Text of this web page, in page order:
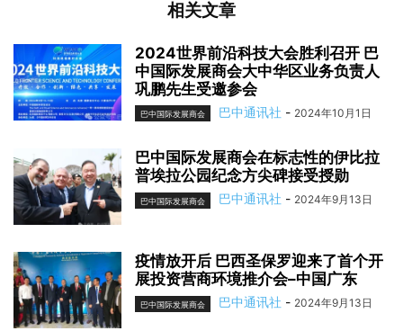
相关文章
2024世界前沿科技大会胜利召开 巴
中国际发展商会大中华区业务负责人
巩鹏先生受邀参会
巴中国际发展商会 巴中通讯社 - 2024年10月1日
巴中国际发展商会在标志性的伊比拉
普埃拉公园纪念方尖碑接受授勋
巴中国际发展商会 巴中通讯社 - 2024年9月13日
疫情放开后 巴西圣保罗迎来了首个开
展投资营商环境推介会–中国广东
巴中国际发展商会 巴中通讯社 - 2024年9月13日